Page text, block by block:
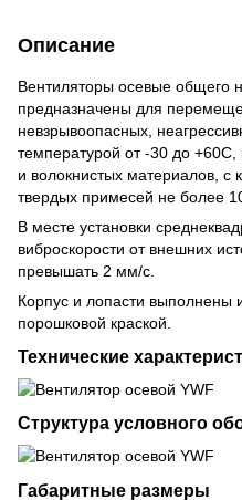
Описание
Вентиляторы осевые общего
предназначены для
невзрывоопасных,
температурой от -30 до
и волокнистых материалов, с
твердых примесей не более
В месте установки
виброскорости от внешних
превышать 2 мм/с.
Корпус и лопасти выполнены
порошковой краской.
Технические
Структура условного
Габаритные размеры